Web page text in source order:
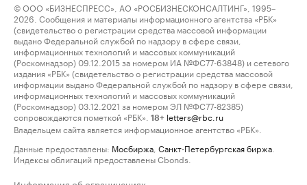
© ООО «БИЗНЕСПРЕСС», АО «РОСБИЗНЕСКОНСАЛТИНГ», 1995–
2026. Сообщения и материалы информационного агентства «РБК»
(свидетельство о регистрации средства массовой информации
выдано Федеральной службой по надзору в сфере связи,
информационных технологий и массовых коммуникаций
(Роскомнадзор) 09.12.2015 за номером ИА №ФС77-63848) и сетевого
издания «РБК» (свидетельство о регистрации средства массовой
информации выдано Федеральной службой по надзору в сфере связи,
информационных технологий и массовых коммуникаций
(Роскомнадзор) 03.12.2021 за номером ЭЛ №ФС77-82385)
сопровождаются пометкой «РБК».
18+ letters@rbc.ru
Владельцем сайта является информационное агентство «РБК».
Данные предоставлены: Мосбиржа Санкт-Петербургская биржа
Индексы облигаций предоставлены Cbonds.